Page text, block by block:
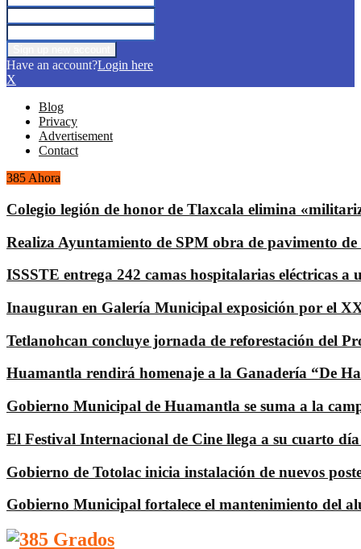
Have an account?Login here
X
Blog
Privacy
Advertisement
Contact
385 Ahora
Colegio legión de honor de Tlaxcala elimina
Realiza Ayuntamiento de SPM obra de pavimento
ISSSTE entrega 242 camas hospitalarias eléctricas a
Inauguran en Galería Municipal exposición por el
Tetlanohcan concluye jornada de reforestación del
Huamantla rendirá homenaje a la Ganadería “De
Gobierno Municipal de Huamantla se suma a la
El Festival Internacional de Cine llega a su cuarto
Gobierno de Totolac inicia instalación de nuevos
Gobierno Municipal fortalece el mantenimiento del
Facebook
Twitter
Instagram
Pinterest
Google
Youtube